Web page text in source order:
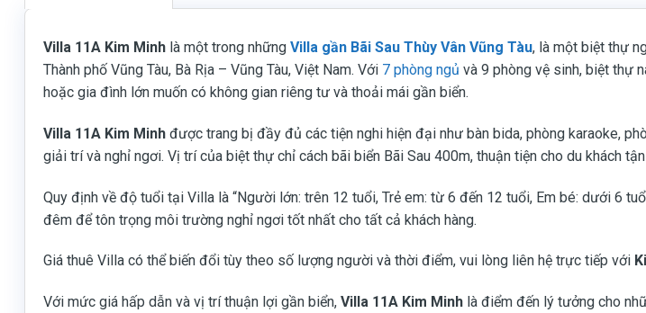
Villa 11A Kim Minh là một trong những Villa gần Bãi Sau Thùy Vân Vũng Tàu, là một biệt thự
Thành phố Vũng Tàu, Bà Rịa – Vũng Tàu, Việt Nam. Với 7 phòng ngủ và 9 phòng vệ sinh, biệt thự
hoặc gia đình lớn muốn có không gian riêng tư và thoải mái gần biển.
Villa 11A Kim Minh được trang bị đầy đủ các tiện nghi hiện đại như bàn bida, phòng karaoke,
giải trí và nghỉ ngơi. Vị trí của biệt thự chỉ cách bãi biển Bãi Sau 400m, thuận tiện cho du khách
Quy định về độ tuổi tại Villa là “Người lớn: trên 12 tuổi, Trẻ em: từ 6 đến 12 tuổi, Em bé: dưới 6
đêm để tôn trọng môi trường nghỉ ngơi tốt nhất cho tất cả khách hàng.
Giá thuê Villa có thể biến đổi tùy theo số lượng người và thời điểm, vui lòng liên hệ trực tiếp với
Với mức giá hấp dẫn và vị trí thuận lợi gần biển, Villa 11A Kim Minh là điểm đến lý tưởng cho